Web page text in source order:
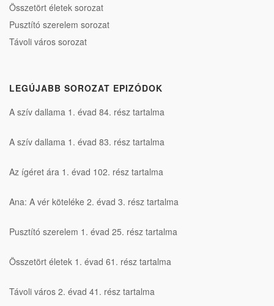
Összetört életek sorozat
Pusztító szerelem sorozat
Távoli város sorozat
LEGÚJABB SOROZAT EPIZÓDOK
A szív dallama 1. évad 84. rész tartalma
A szív dallama 1. évad 83. rész tartalma
Az ígéret ára 1. évad 102. rész tartalma
Ana: A vér köteléke 2. évad 3. rész tartalma
Pusztító szerelem 1. évad 25. rész tartalma
Összetört életek 1. évad 61. rész tartalma
Távoli város 2. évad 41. rész tartalma